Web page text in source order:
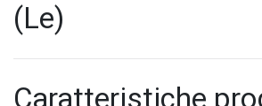
(Le)
Caratteristiche